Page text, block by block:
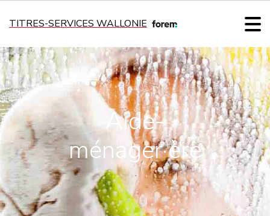
TITRES-SERVICES WALLONIE
Aide-
ménager·ère